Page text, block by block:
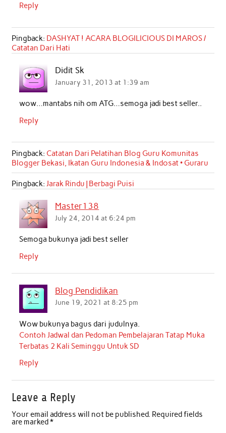
Reply
Pingback: DASHYAT ! ACARA BLOGILICIOUS DI MAROS /
Catatan Dari Hati
Didit Sk
January 31, 2013 at 1:39 am
wow…mantabs nih om ATG…semoga jadi best seller..
Reply
Pingback: Catatan Dari Pelatihan Blog Guru Komunitas
Blogger Bekasi, Ikatan Guru Indonesia & Indosat • Guraru
Pingback: Jarak Rindu | Berbagi Puisi
Master138
July 24, 2014 at 6:24 pm
Semoga bukunya jadi best seller
Reply
Blog Pendidikan
June 19, 2021 at 8:25 pm
Wow bukunya bagus dari judulnya.
Contoh Jadwal dan Pedoman Pembelajaran Tatap Muka
Terbatas 2 Kali Seminggu Untuk SD
Reply
Leave a Reply
Your email address will not be published. Required fields
are marked*